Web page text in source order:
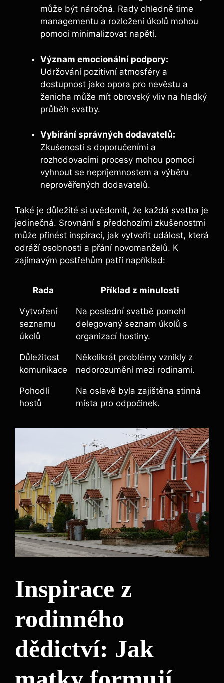
může být náročná. Rady ohledně time
managementu a rozložení úkolů mohou
pomoci minimalizovat napětí.
Význam emocionální podpory:
Udržování pozitivní atmosféry a
dostupnost jako opora pro nevěstu a
ženicha může mít obrovský vliv na hladký
průběh svatby.
Vybírání správných dodavatelů:
Zkušenosti s doporučeními a
rozhodovacími procesy mohou pomoci
vyhnout se nepríjemnostem a výběru
neprověřených dodavatelů.
Také je důležité si uvědomit, že každá svatba je
jedinečná. Srovnání s předchozími zkušenostmi
může přinést inspiraci, jak vytvořit událost, která
odráží osobnosti a přání novomanželů. K
zajímavým postřehům patří například:
Rada Příklad z minulosti
Vytvoření
seznamu
úkolů
Na poslední svatbě pomohl
delegovaný seznam úkolů s
organizací hostiny.
Důležitost
komunikace
Několikrát problémy vznikly z
nedorozumění mezi rodinami.
Pohodlí
hostů
Na oslavě byla zajištěna stinná
místa pro odpočinek.
Inspirace z
rodinného
dědictví: Jak